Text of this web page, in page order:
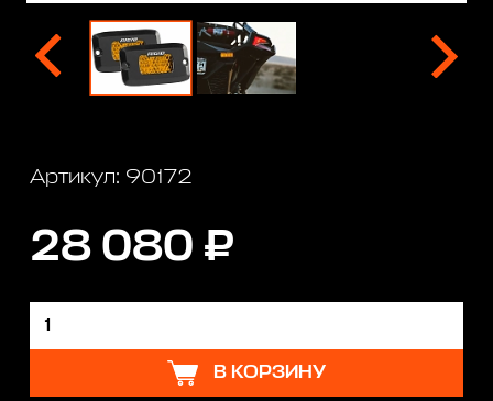
Артикул: 90172
28 080 ₽
В КОРЗИНУ